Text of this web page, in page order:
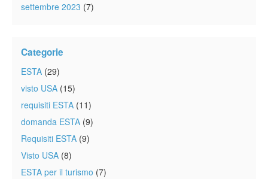
settembre 2023 (7)
Categorie
ESTA (29)
visto USA (15)
requisiti ESTA (11)
domanda ESTA (9)
Requisiti ESTA (9)
Visto USA (8)
ESTA per il turismo (7)